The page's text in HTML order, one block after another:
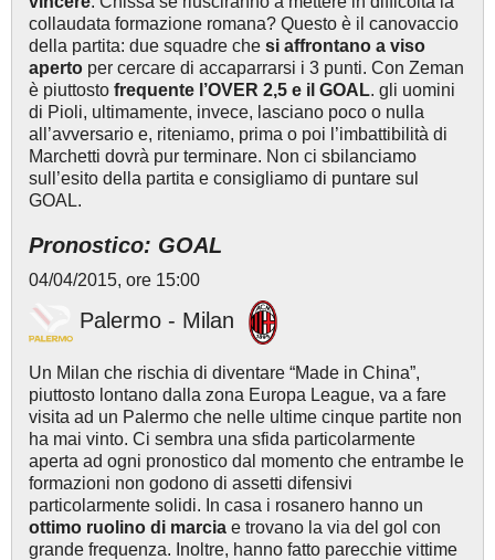
collaudata formazione romana? Questo è il canovaccio
della partita: due squadre che si affrontano a viso
aperto per cercare di accaparrarsi i 3 punti. Con Zeman
è piuttosto frequente l’OVER 2,5 e il GOAL. gli uomini
di Pioli, ultimamente, invece, lasciano poco o nulla
all’avversario e, riteniamo, prima o poi l’imbattibilità di
Marchetti dovrà pur terminare. Non ci sbilanciamo
sull’esito della partita e consigliamo di puntare sul
GOAL.
Pronostico: GOAL
04/04/2015, ore 15:00
Palermo - Milan
Un Milan che rischia di diventare “Made in China”,
piuttosto lontano dalla zona Europa League, va a fare
visita ad un Palermo che nelle ultime cinque partite non
ha mai vinto. Ci sembra una sfida particolarmente
aperta ad ogni pronostico dal momento che entrambe le
formazioni non godono di assetti difensivi
particolarmente solidi. In casa i rosanero hanno un
ottimo ruolino di marcia e trovano la via del gol con
grande frequenza. Inoltre, hanno fatto parecchie vittime